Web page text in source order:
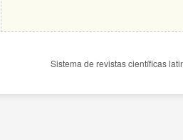
Sistema de revistas científicas